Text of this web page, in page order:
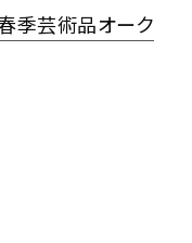
季芸術品オーク